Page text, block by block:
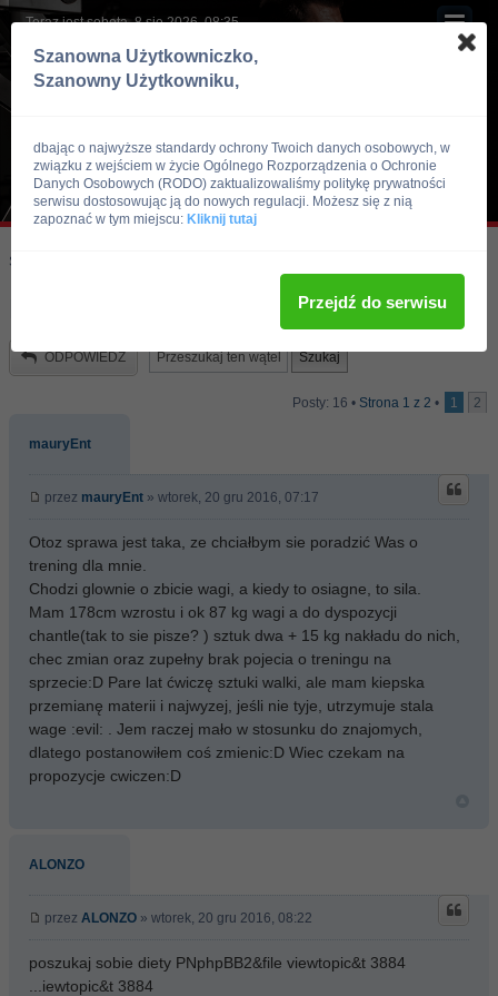
Teraz jest sobota, 8 sie 2026, 08:35
Skocz do:
Rada dla poczatkujacego mnie
ODPOWIEDZ
Posty: 16 • Strona 1 z 2 • 1 2
mauryEnt
przez mauryEnt » wtorek, 20 gru 2016, 07:17
Otoz sprawa jest taka, ze chciałbym sie poradzić Was o
trening dla mnie.
Chodzi glownie o zbicie wagi, a kiedy to osiagne, to sila.
Mam 178cm wzrostu i ok 87 kg wagi a do dyspozycji
chantle(tak to sie pisze? ) sztuk dwa + 15 kg nakładu do nich,
chec zmian oraz zupełny brak pojecia o treningu na
sprzecie:D Pare lat ćwiczę sztuki walki, ale mam kiepska
przemianę materii i najwyzej, jeśli nie tyje, utrzymuje stala
wage :evil: . Jem raczej mało w stosunku do znajomych,
dlatego postanowiłem coś zmienic:D Wiec czekam na
propozycje cwiczen:D
ALONZO
przez ALONZO » wtorek, 20 gru 2016, 08:22
poszukaj sobie diety PNphpBB2&file viewtopic&t 3884
...iewtopic&t 3884
Szanowna Użytkowniczko,
Szanowny Użytkowniku,
dbając o najwyższe standardy ochrony Twoich danych osobowych, w
związku z wejściem w życie Ogólnego Rozporządzenia o Ochronie
Danych Osobowych (RODO) zaktualizowaliśmy politykę prywatności
serwisu dostosowując ją do nowych regulacji. Możesz się z nią
zapoznać w tym miejscu: Kliknij tutaj
Przejdź do serwisu